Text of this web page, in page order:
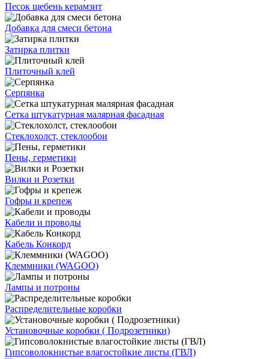
Песок щебень керамзит
Добавка для смеси бетона
Затирка плитки
Плиточный клей
Серпянка
Сетка штукатурная малярная фасадная
Стеклохолст, стеклообои
Пены, герметики
Вилки и Розетки
Гофры и крепеж
Кабели и проводы
Кабель Конкорд
Клеммники (WAGOО)
Лампы и потроны
Распределительные коробки
Установочные коробки ( Подрозетники)
Гипсоволокнистые влагостойкие листы (ГВЛ)